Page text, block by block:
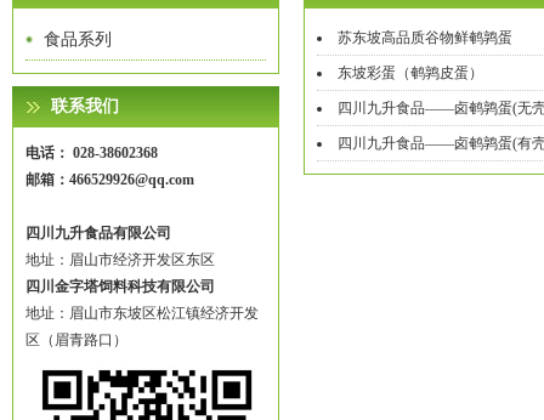
食品系列
联系我们
电话： 028-38602368
邮箱：466529926@qq.com
四川九升食品有限公司
地址：眉山市经济开发区东区
四川金字塔饲料科技有限公司
地址：眉山市东坡区松江镇经济开发
区（眉青路口）
苏东坡高品质谷物鲜鹌鹑蛋
东坡彩蛋（鹌鹑皮蛋）
四川九升食品——卤鹌鹑蛋(无
四川九升食品——卤鹌鹑蛋(有